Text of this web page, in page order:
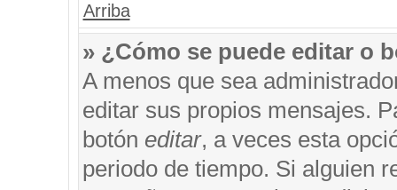
Arriba
» ¿Cómo se puede editar o
A menos que sea
editar sus propios mensajes.
botón editar, a veces esta
periodo de tiempo. Si alguien